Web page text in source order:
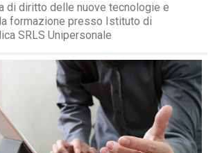
di diritto delle nuove tecnologie e
formazione presso Istituto di
SRLS Unipersonale